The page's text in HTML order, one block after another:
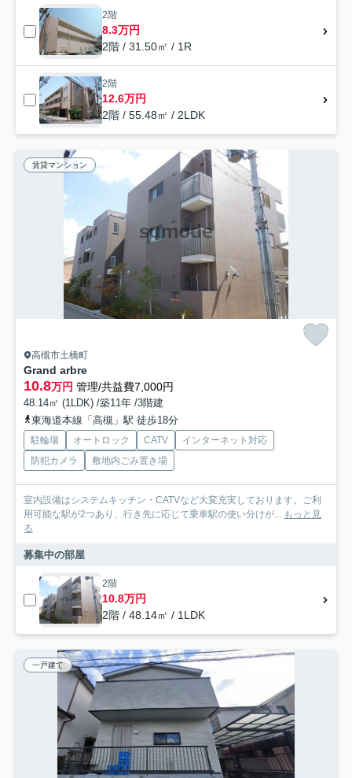
2階
8.3万円
2階 / 31.50㎡ / 1R
2階
12.6万円
2階 / 55.48㎡ / 2LDK
賃貸マンション
高槻市土橋町
Grand arbre
10.8万円 管理/共益費7,000円
48.14㎡ (1LDK) /築11年 /3階建
東海道本線「高槻」駅 徒歩18分
駐輪場 オートロック CATV
インターネット対応
防犯カメラ
敷地内ごみ置き場
室内設備はシステムキッチン・CATVなど大変充実しております。ご利
用可能な駅が2つあり、行き先に応じて乗車駅の使い分けが... もっと見
る
募集中の部屋
2階
10.8万円
2階 / 48.14㎡ / 1LDK
一戸建て